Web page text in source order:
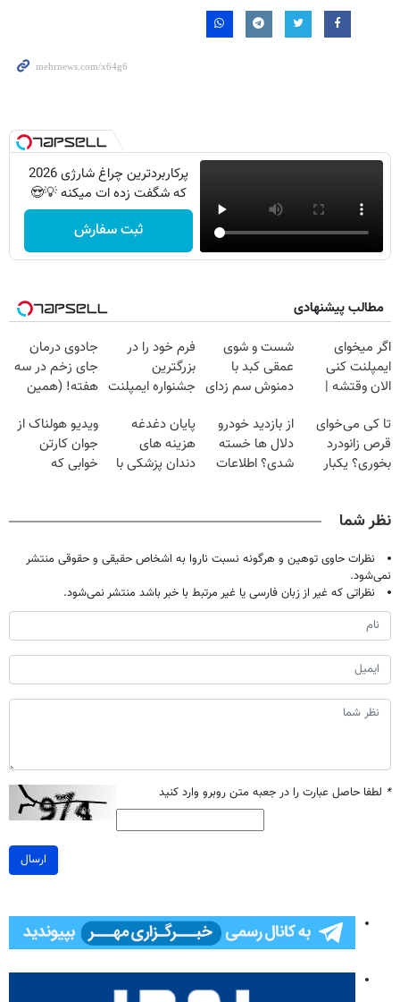
پرکاربردترین چراغ شارژی 2026
که شگفت زده ات میکنه 💡😍
ثبت سفارش
مطالب پیشنهادی
اگر میخوای
ایمپلنت کنی
الان وقتشه |
میلیون تومان!!!
شست و شوی
عمقی کبد با
دمنوش سم زدای
فرم خود را در
بزرگترین
جشنواره ایمپلنت
فقط ۲۵ میلیون
جادوی درمان
جای زخم در سه
هفته! (همین
صحبت کنید)
تا کی می‌خوای
قرص زانودرد
بخوری؟ یکبار
از بازدید خودرو
دلال ها خسته
شدی؟ اطلاعات
پایان دغدغه
هزینه های
دندان پزشکی با
ویدیو هولناک از
جوان کارتن
خوابی که
نظر شما
نظرات حاوی توهین و هرگونه نسبت ناروا به اشخاص حقیقی و حقوقی منتشر
نمی‌شود.
نظراتی که غیر از زبان فارسی یا غیر مرتبط با خبر باشد منتشر نمی‌شود.
* لطفا حاصل عبارت را در جعبه متن روبرو وارد کنید
ارسال